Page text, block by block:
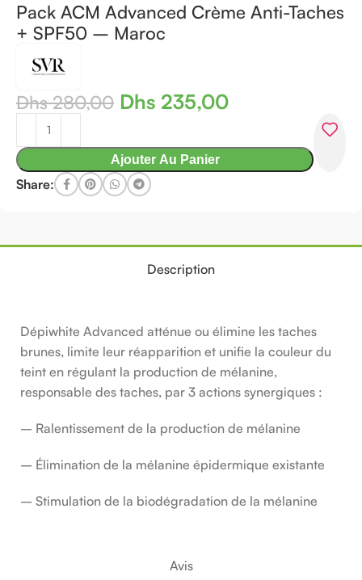
Pack ACM Advanced Crème Anti-Taches
+ SPF50 – Maroc
Dhs280,00 Dhs 235,00
Ajouter Au Panier
Share:
Description
Avis
Dépiwhite Advanced atténue ou élimine les taches
brunes, limite leur réapparition et unifie la couleur du
teint en régulant la production de mélanine,
responsable des taches, par 3 actions synergiques :
– Ralentissement de la production de mélanine
– Élimination de la mélanine épidermique existante
– Stimulation de la biodégradation de la mélanine